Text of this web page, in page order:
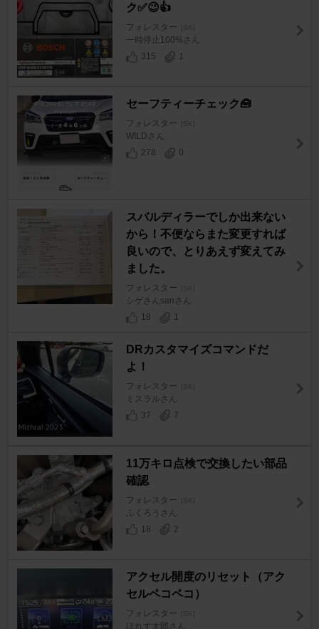
ク✅😉👍
フォレスター [SK]
一時停止100%さん
315
1
セーフティーチェック🧰
フォレスター [SK]
WILDさん
278
0
スバルディラーでしか出来ない
から！不便ならまた変更すれば
良いので、とりあえず変えてみ
ました。
フォレスター [SK]
シゲさんsanさん
18
1
DRカスタマイズコマンドだ
よ！
フォレスター [SK]
ミスラルさん
37
7
11万キロ点検で交換したい部品
確認
フォレスター [SK]
ふくろうさん
18
2
アクセル開度のリセット（アク
セルペコペコ）
フォレスター [SK]
ほれす太郎さん